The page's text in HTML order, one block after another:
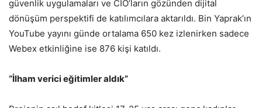
güvenlik uygulamaları ve CIO’ların gözünden dijital
dönüşüm perspektifi de katılımcılara aktarıldı. Bin Yaprak’ın
YouTube yayını günde ortalama 650 kez izlenirken sadece
Webex etkinliğine ise 876 kişi katıldı.
“İlham verici eğitimler aldık”